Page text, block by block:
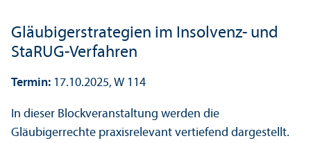
Gläubiger­strategien im Insolvenz- und
StaRUG-Verfahren
Termin: 17.10.2025, W 114
In dieser Block­veranstaltung werden die
Gläubigerrechte praxisrelevant vertiefend dargestellt.